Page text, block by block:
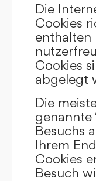
Die
Cookies
enthalten
Cookies
abgelegt
Die
genannte
Besuchs
Ihrem
Cookies
Besuch